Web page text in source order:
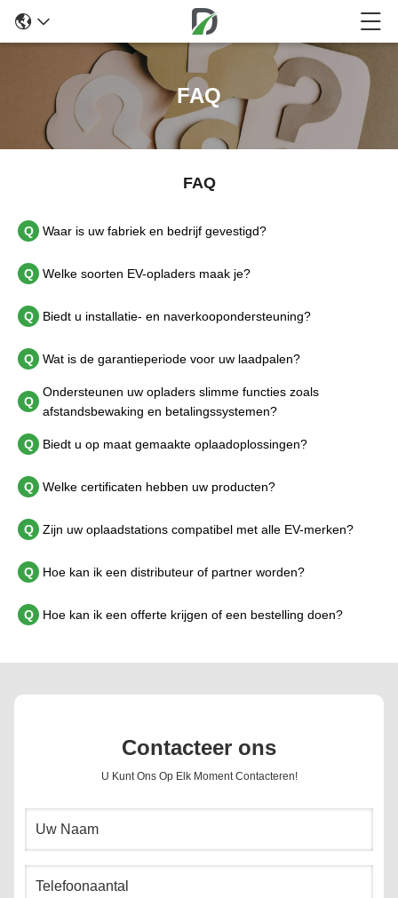
FAQ
FAQ
Q Waar is uw fabriek en bedrijf gevestigd?
Q Welke soorten EV-opladers maak je?
Q Biedt u installatie- en naverkoopondersteuning?
Q Wat is de garantieperiode voor uw laadpalen?
Q
Ondersteunen uw opladers slimme functies zoals
afstandsbewaking en betalingssystemen?
Q Biedt u op maat gemaakte oplaadoplossingen?
Q Welke certificaten hebben uw producten?
Q Zijn uw oplaadstations compatibel met alle EV-merken?
Q Hoe kan ik een distributeur of partner worden?
Q Hoe kan ik een offerte krijgen of een bestelling doen?
Contacteer ons
U Kunt Ons Op Elk Moment Contacteren!